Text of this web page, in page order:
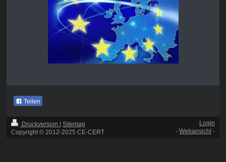
Teilen
Druckversion | Sitemap
Copyright © 2012-2025 CE-CERT
Login
-Webansicht -